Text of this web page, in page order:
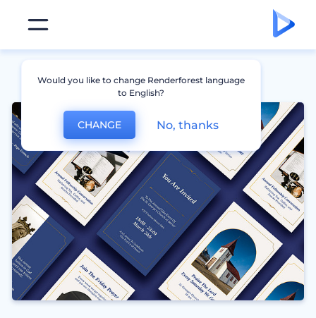
Would you like to change Renderforest language
to English?
CHANGE No, thanks